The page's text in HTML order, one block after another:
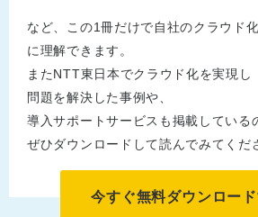
など、この1冊だけで自社のクラウド
に理解できます。
またNTT東日本でクラウド化を実現し
問題を解決した事例や、
導入サポートサービスも掲載している
ぜひダウンロードして読んでみてくだ
今すぐ無料ダウンロー